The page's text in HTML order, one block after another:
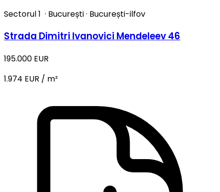
Sectorul 1 · București· București-ilfov
Strada Dimitri Ivanovici Mendeleev 46
195.000 EUR
1.974 EUR / m²